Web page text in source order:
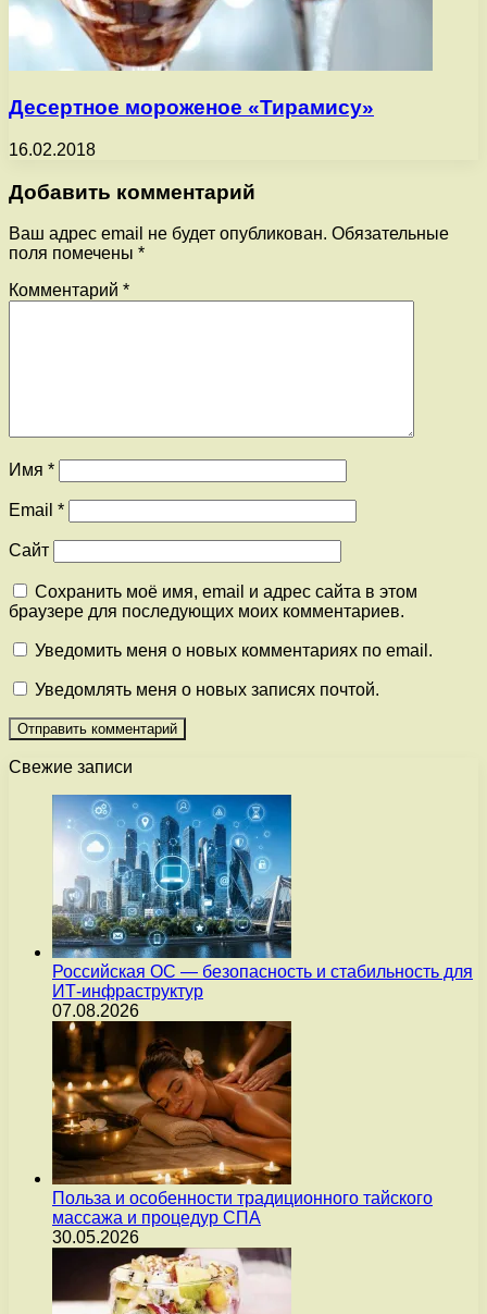
Десертное мороженое «Тирамису»
16.02.2018
Добавить комментарий
Ваш адрес email не будет опубликован. Обязательные
поля помечены *
Комментарий *
Имя *
Email *
Сайт
Сохранить моё имя, email и адрес сайта в этом
браузере для последующих моих комментариев.
Уведомить меня о новых комментариях по email.
Уведомлять меня о новых записях почтой.
Свежие записи
Российская ОС — безопасность и стабильность для
ИТ-инфраструктур
07.08.2026
Польза и особенности традиционного тайского
массажа и процедур СПА
30.05.2026